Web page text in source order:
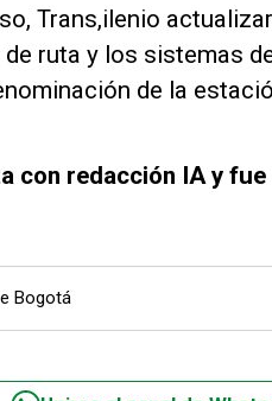
Trans,ilenio
ruta y los sistemas
de la
con redacción IA y
Bogotá